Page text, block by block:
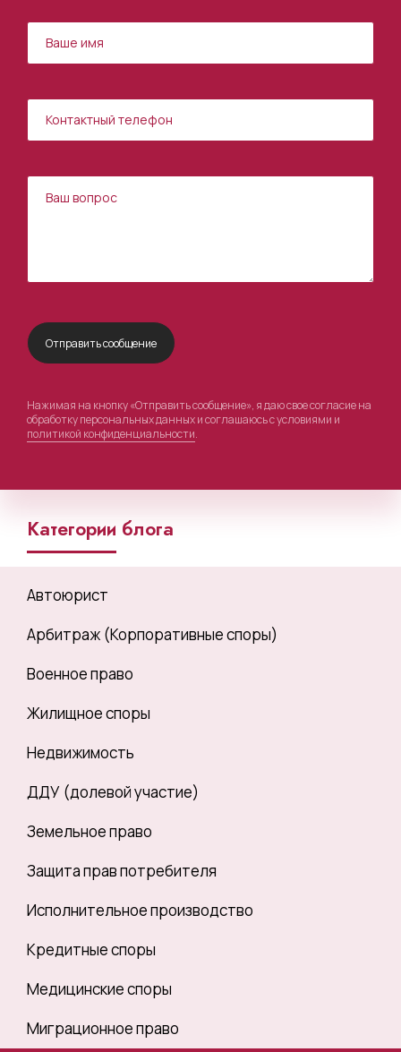
Нажимая на кнопку «Отправить сообщение», я даю свое согласие на
обработку персональных данных и соглашаюсь с условиями и
политикой конфиденциальности.
Категории блога
Автоюрист
Арбитраж (Корпоративные споры)
Военное право
Жилищное споры
Недвижимость
ДДУ (долевой участие)
Земельное право
Защита прав потребителя
Исполнительное производство
Кредитные споры
Медицинские споры
Миграционное право